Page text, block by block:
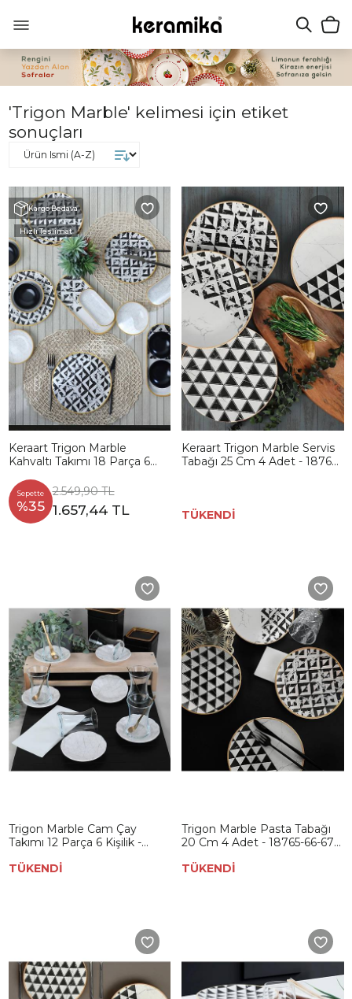
'Trigon Marble' kelimesi için etiket
sonuçları
Kargo Bedava
Hızlı Teslimat
Keraart Trigon Marble
Kahvaltı Takımı 18 Parça 6
Sepette
%35
2.549,90 TL
1.657,44 TL
Keraart Trigon Marble Servis
Tabağı 25 Cm 4 Adet - 18765-
TÜKENDİ
Trigon Marble Cam Çay
Takımı 12 Parça 6 Kişilik -
TÜKENDİ
Trigon Marble Pasta Tabağı
20 Cm 4 Adet - 18765-66-67-
TÜKENDİ